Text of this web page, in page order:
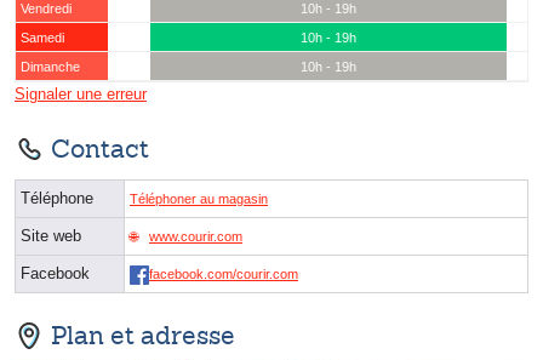
Vendredi
10h - 19h
Samedi
10h - 19h
Dimanche
10h - 19h
Signaler une erreur
Contact
Téléphone Téléphoner au magasin
Site web www.courir.com
Facebook facebook.com/courir.com
Plan et adresse